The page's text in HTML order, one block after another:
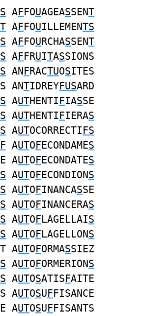
S AFFOUAGEASSENT
T AFFOUILLEMENTS
AFFOURCHASSENT
S AFFRUITASSIONS
S ANFRACTUOSITES
ANTIDREYFUSARD
S AUTHENTIFIASSE
S AUTHENTIFIERAS
S AUTOCORRECTIFS
F AUTOFECONDAMES
AUTOFECONDATES
S AUTOFECONDIONS
S AUTOFINANCASSE
S AUTOFINANCERAS
S AUTOFLAGELLAIS
S AUTOFLAGELLONS
AUTOFORMASSIEZ
S AUTOFORMERIONS
S AUTOSATISFAITE
AUTOSUFFISANCE
AUTOSUFFISANTS